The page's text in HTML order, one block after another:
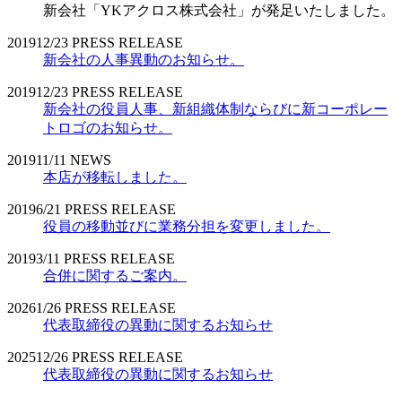
新会社「YKアクロス株式会社」が発足いたしました。
201912/23 PRESS RELEASE
新会社の人事異動のお知らせ。
201912/23 PRESS RELEASE
新会社の役員人事、新組織体制ならびに新コーポレー
トロゴのお知らせ。
201911/11 NEWS
本店が移転しました。
20196/21 PRESS RELEASE
役員の移動並びに業務分担を変更しました。
20193/11 PRESS RELEASE
合併に関するご案内。
20261/26 PRESS RELEASE
代表取締役の異動に関するお知らせ
202512/26 PRESS RELEASE
代表取締役の異動に関するお知らせ